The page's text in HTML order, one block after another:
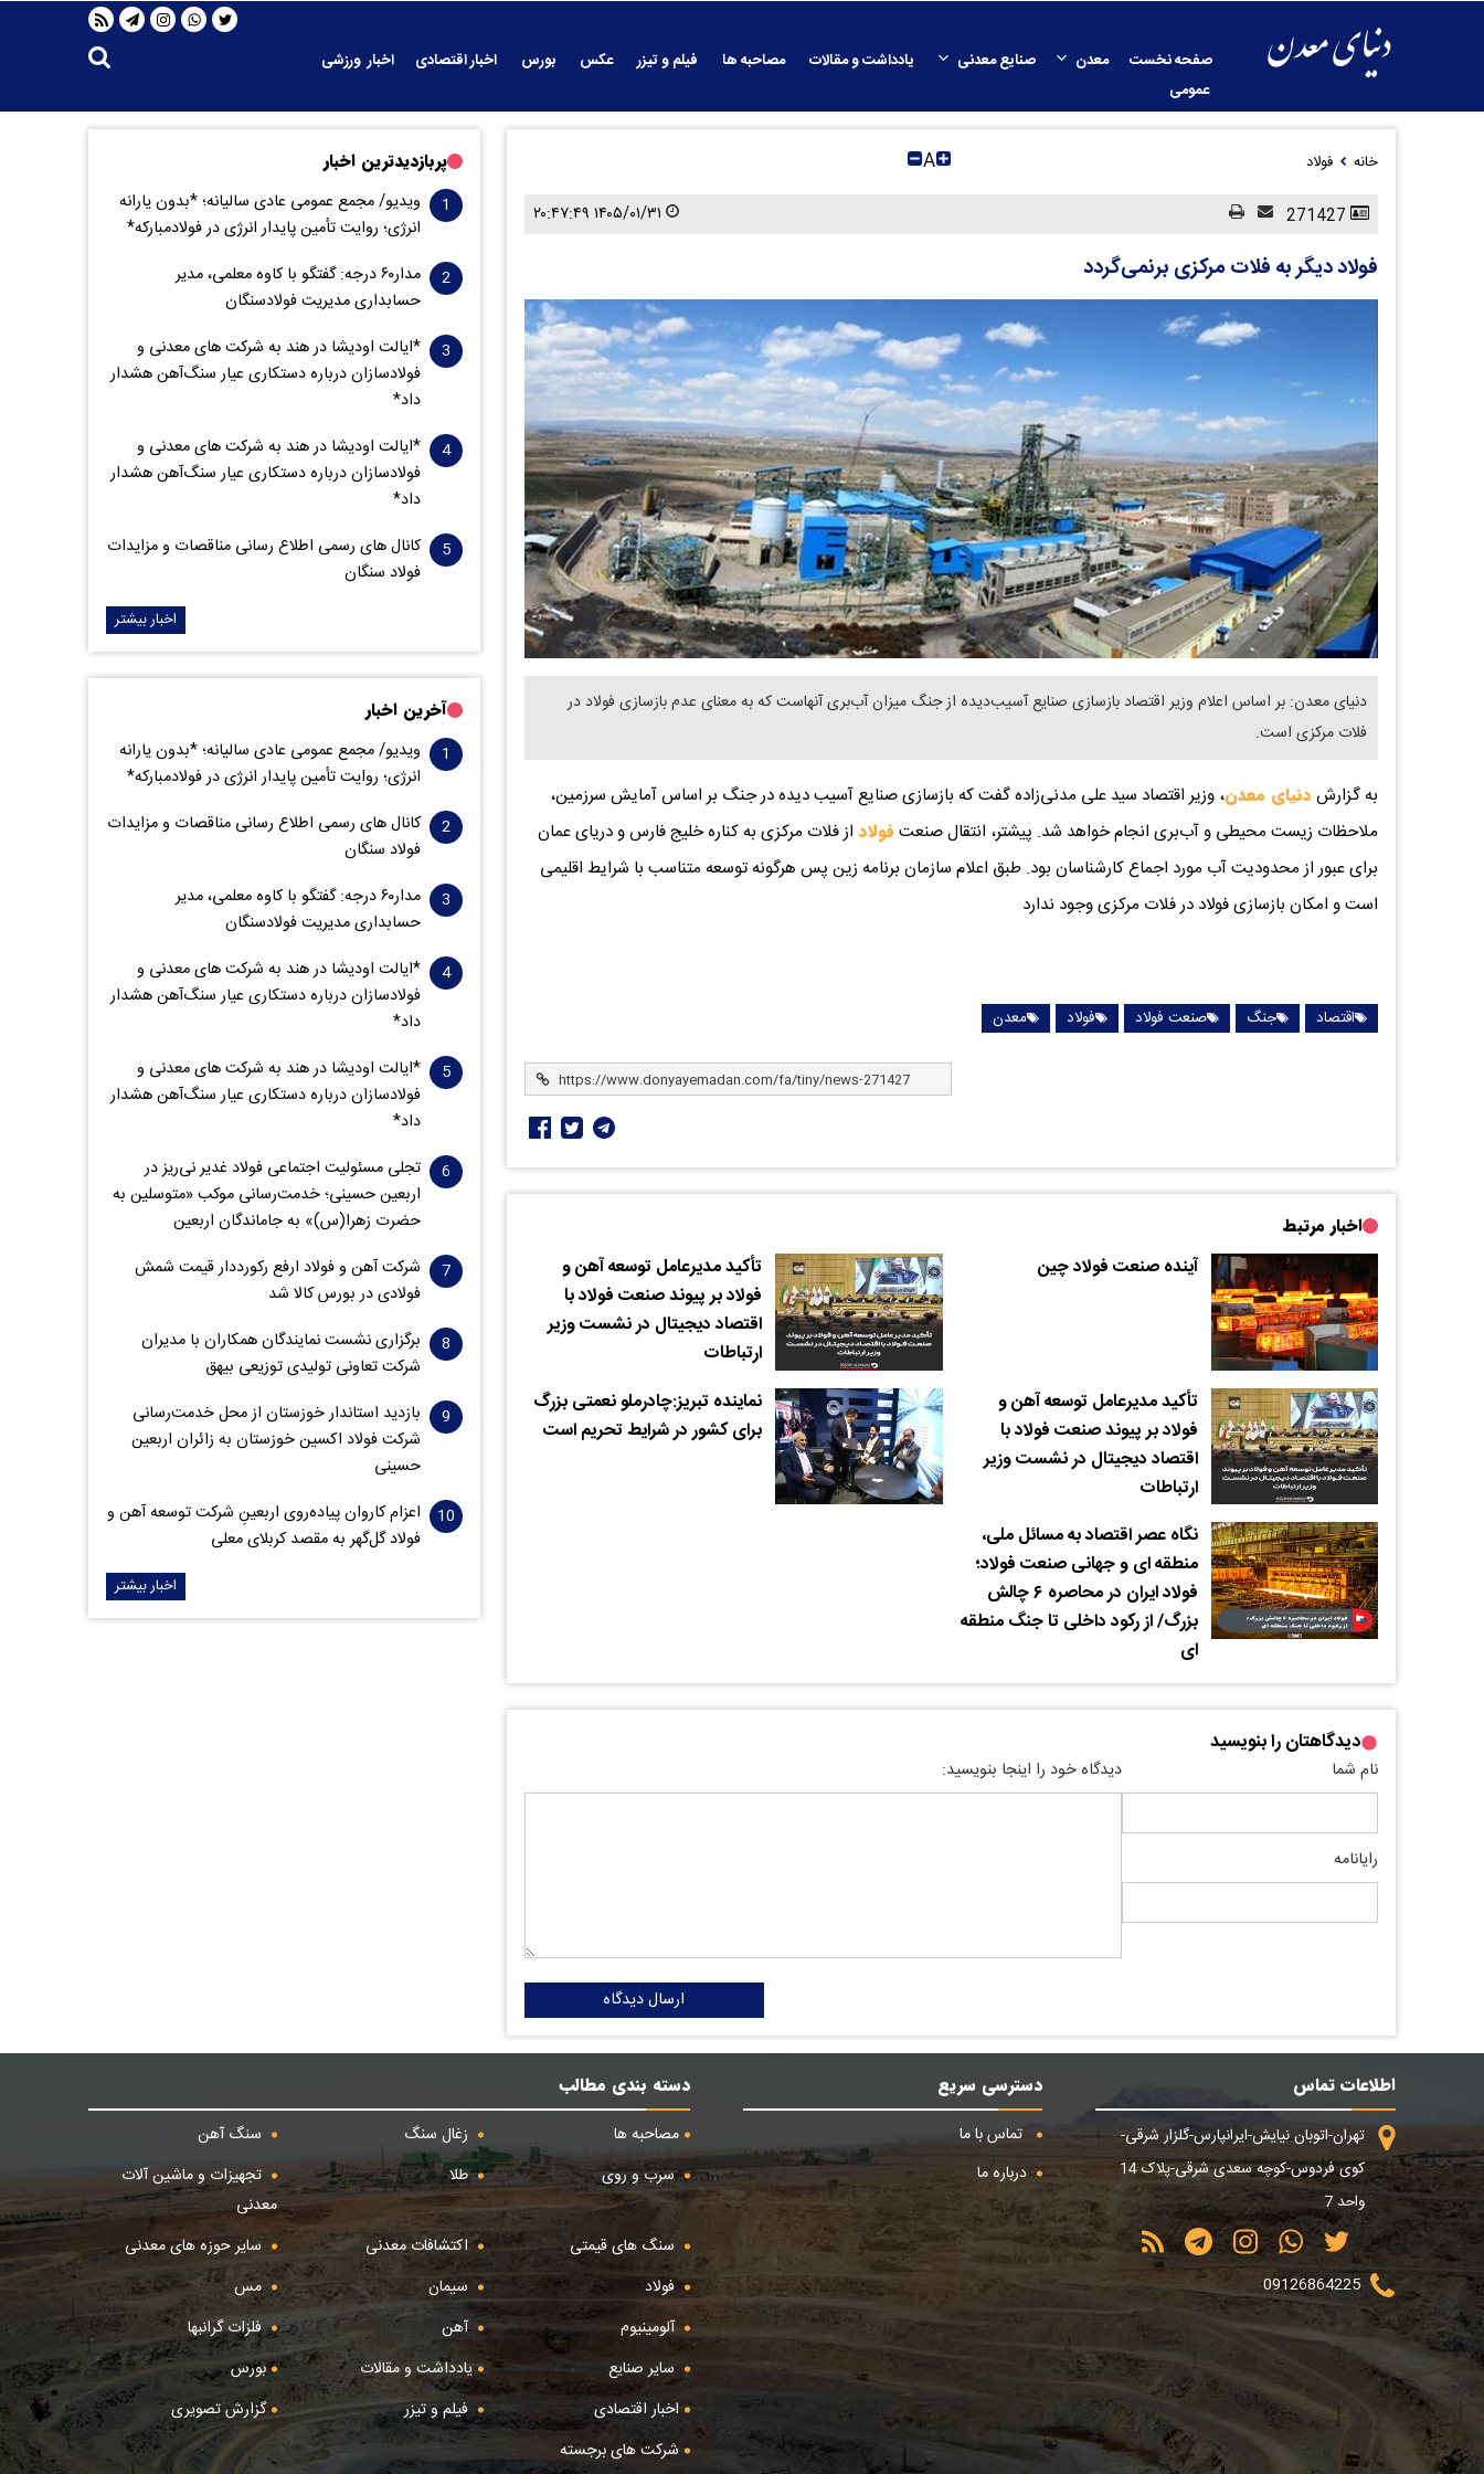
صفحه نخست معدن صنایع معدنی یادداشت و مقالات مصاحبه ها فیلم و تیزر عکس بورس اخبار اقتصادی
اخبار ورزشی
عمومی
خانه فولاد A
۱۴۰۵/۰۱/۳۱ ۲۰:۴۷:۴۹
فولاد دیگر به فلات مرکزی برنمی‌گردد
دنیای معدن: بر اساس اعلام وزیر اقتصاد بازسازی صنایع آسیب‌دیده از جنگ میزان آب‌بری آنهاست که به معنای عدم بازسازی فولاد در
فلات مرکزی است.
به گزارش دنیای معدن، وزیر اقتصاد سید علی مدنی‌زاده گفت که بازسازی صنایع آسیب دیده در جنگ بر اساس آمایش سرزمین،
ملاحظات زیست محیطی و آب‌بری انجام خواهد شد. پیشتر، انتقال صنعت فولاد از فلات مرکزی به کناره خلیج فارس و دریای عمان
برای عبور از محدودیت آب مورد اجماع کارشناسان بود. طبق اعلام سازمان برنامه زین پس هرگونه توسعه متناسب با شرایط اقلیمی
است و امکان بازسازی فولاد در فلات مرکزی وجود ندارد
اقتصاد جنگ صنعت فولاد فولاد معدن
اخبار مرتبط
آینده صنعت فولاد چین
تأکید مدیرعامل توسعه آهن و
فولاد بر پیوند صنعت فولاد با
اقتصاد دیجیتال در نشست وزیر
ارتباطات
تأکید مدیرعامل توسعه آهن و
فولاد بر پیوند صنعت فولاد با
اقتصاد دیجیتال در نشست وزیر
ارتباطات
نماینده تبریز:چادرملو نعمتی بزرگ
برای کشور در شرایط تحریم است
نگاه عصر اقتصاد به مسائل ملی،
منطقه ای و جهانی صنعت فولاد؛
فولاد ایران در محاصره ۶ چالش
بزرگ/ از رکود داخلی تا جنگ منطقه
ای
دیدگاهتان را بنویسید
نام شما
رایانامه
دیدگاه خود را اینجا بنویسید:
ارسال دیدگاه
پربازدیدترین اخبار
ویدیو/ مجمع عمومی عادی سالیانه؛ *بدون یارانه
انرژی؛ روایت تأمین پایدار انرژی در فولادمبارکه*
مدار‌۶٠ درجه: گفتگو با کاوه معلمی، مدیر
حسابداری مدیریت فولادسنگان
*ایالت اودیشا در هند به شرکت های معدنی و
فولادسازان درباره دستکاری عیار سنگ‌آهن هشدار
داد*
*ایالت اودیشا در هند به شرکت های معدنی و
فولادسازان درباره دستکاری عیار سنگ‌آهن هشدار
داد*
کانال های رسمی اطلاع رسانی مناقصات و مزایدات
فولاد سنگان
اخبار بیشتر
آخرین اخبار
ویدیو/ مجمع عمومی عادی سالیانه؛ *بدون یارانه
انرژی؛ روایت تأمین پایدار انرژی در فولادمبارکه*
کانال های رسمی اطلاع رسانی مناقصات و مزایدات
فولاد سنگان
مدار‌۶٠ درجه: گفتگو با کاوه معلمی، مدیر
حسابداری مدیریت فولادسنگان
*ایالت اودیشا در هند به شرکت های معدنی و
فولادسازان درباره دستکاری عیار سنگ‌آهن هشدار
داد*
*ایالت اودیشا در هند به شرکت های معدنی و
فولادسازان درباره دستکاری عیار سنگ‌آهن هشدار
داد*
تجلی مسئولیت اجتماعی فولاد غدیر نی‌ریز در
اربعین حسینی؛ خدمت‌رسانی موکب «متوسلین به
حضرت زهرا(س)» به جاماندگان اربعین
شرکت آهن و فولاد ارفع رکورددار قیمت شمش
فولادی در بورس کالا شد
برگزاری نشست نمایندگان همکاران با مدیران
شرکت تعاونی تولیدی توزیعی بیهق
بازدید استاندار خوزستان از محل خدمت‌رسانی
شرکت فولاد اکسین خوزستان به زائران اربعین
حسینی
اعزام کاروان پیاده‌روی اربعینِ شرکت توسعه آهن و
فولاد گل‌گهر به مقصد کربلای معلی
اخبار بیشتر
اطلاعات تماس
تهران-اتوبان نیایش-ایرانپارس-گلزار شرقی-
کوی فردوس-کوچه سعدی شرقی-پلاک 14
واحد 7
09126864225
دسترسی سریع
تماس با ما
درباره ما
دسته بندی مطالب
مصاحبه ها
زغال سنگ
سنگ آهن
سرب و روی
طلا
تجهیزات و ماشین آلات
معدنی
سنگ های قیمتی
اکتشافات معدنی
سایر حوزه های معدنی
فولاد
سیمان
مس
آلومینیوم
آهن
فلزات گرانبها
سایر صنایع
یادداشت و مقالات
بورس
اخبار اقتصادی
فیلم و تیزر
گزارش تصویری
شرکت های برجسته